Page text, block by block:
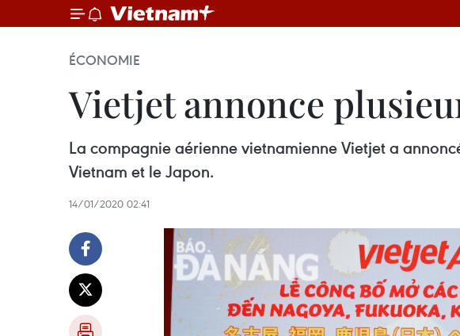
ÉCONOMIE
Vietjet annonce
La compagnie aérienne vietnamienne Vietjet a
Vietnam et le Japon.
14/01/2020 02:41